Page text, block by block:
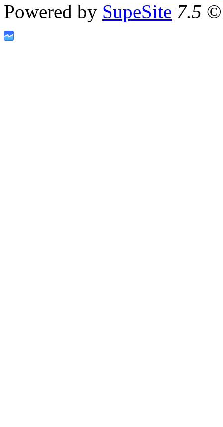
Powered by SupeSite 7.5 ©